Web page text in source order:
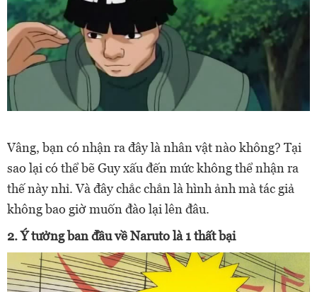
Vâng, bạn có nhận ra đây là nhân vật nào không? Tại
sao lại có thể bẽ Guy xấu đến mức không thể nhận ra
thế này nhỉ. Và đây chắc chắn là hình ảnh mà tác giả
không bao giờ muốn đào lại lên đâu.
2. Ý tưởng ban đầu về Naruto là 1 thất bại